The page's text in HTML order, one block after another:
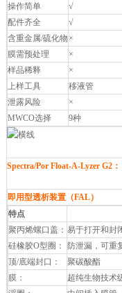
操作简单
√
配件齐全
√
含重金属/硫化物 ×
膜需预处理
×
样品稀释
×
上样工具
移液管
泄露风险
×
MWCO选择
9种
Spectra/Por Float-A-Lyzer G2：
即用型透析装置（FAL）
特点
聚丙烯螺口盖： 易于打开和封
硅橡胶O型圈：
防泄漏，可重
顶/底端封口：
聚碳酸酯
膜：
超纯生物技术